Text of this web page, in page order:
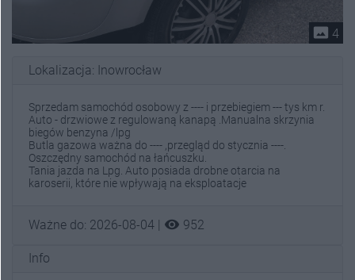
photo_size_select_actual 4
Lokalizacja: Inowrocław
Sprzedam samochód osobowy z ---- i przebiegiem --- tys km r.
Auto - drzwiowe z regulowaną kanapą .Manualna skrzynia
biegów benzyna /lpg
Butla gazowa ważna do ---- ,przegląd do stycznia ----.
Oszczędny samochód na łańcuszku.
Tania jazda na Lpg. Auto posiada drobne otarcia na
karoserii, które nie wpływają na eksploatacje
Ważne do: 2026-08-04 | visibility 952
Info